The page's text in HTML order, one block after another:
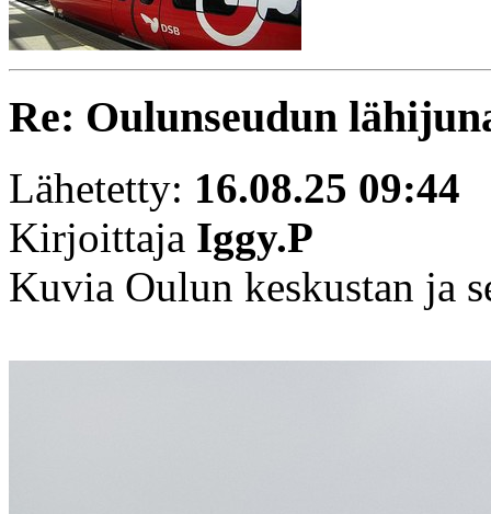
Re: Oulunseudun
Lähetetty: 16.08.25 09:44
Kirjoittaja Iggy.P
Kuvia Oulun keskustan ja